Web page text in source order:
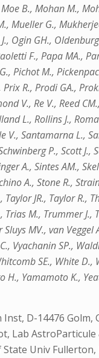
B., Mohan M.,
G.,
GH., Oldenburg
F., Papa MA.,
Pichot M.,
R., Prodi GA.,
V., Re V., Reed
L., Rollins J.,
V., Santamarna L.,
P., Scott J.,
A., Sintes AM.,
A., Stone R.,
JR., Taylor R.,
M., Trummer
MV., van Veggel
Vyachanin SP.,
SE., White
Yamamoto K.,
D-14476
Lab AstroParticule
Univ Fullerton,